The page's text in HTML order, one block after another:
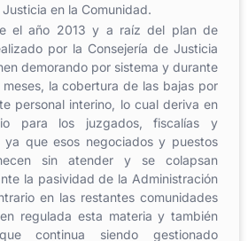
en la Comunidad.
el año 2013 y a raíz del plan de
por la Consejería de Justicia
demorando por sistema y durante
meses, la cobertura de las bajas por
personal interino, lo cual deriva en
para los juzgados, fiscalías y
ya que esos negociados y puestos
sin atender y se colapsan
la pasividad de la Administración
en las restantes comunidades
regulada esta materia y también
continua siendo gestionado